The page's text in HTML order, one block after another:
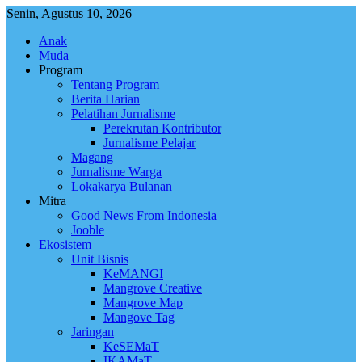
Skip
content
Senin, Agustus 10, 2026
Anak
Muda
Program
Tentang Program
Berita Harian
Pelatihan Jurnalisme
Perekrutan Kontributor
Jurnalisme Pelajar
Magang
Jurnalisme Warga
Lokakarya Bulanan
Mitra
Good News From Indonesia
Jooble
Ekosistem
Unit Bisnis
KeMANGI
Mangrove Creative
Mangrove Map
Mangove Tag
Jaringan
KeSEMaT